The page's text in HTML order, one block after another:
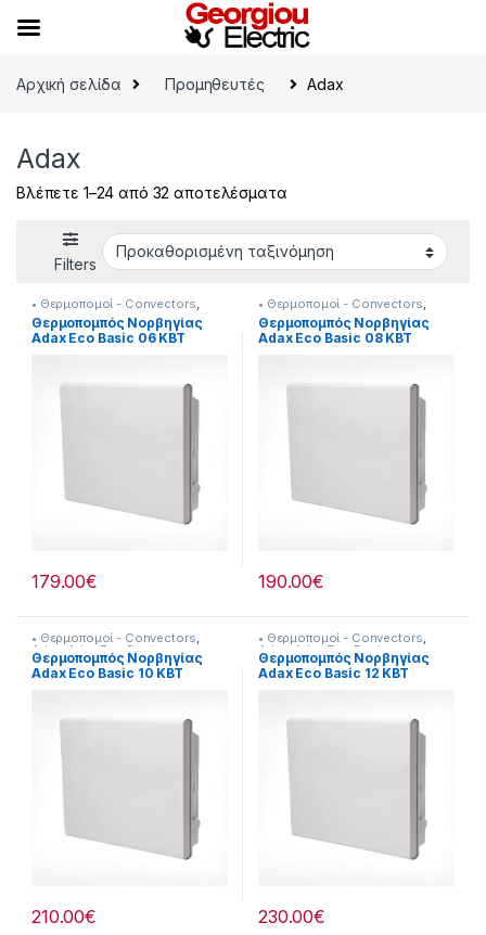
Αρχική σελίδα
Προμηθευτές Adax
Adax
Βλέπετε 1–24 από 32 αποτελέσματα
Filters
• Θερμοπομοί - Convectors
Adax , Adax Eco Basic,
Θερναντικά
Θερμοπομπός Νορβηγίας
Adax Eco Basic 06 KBT
179.00€
• Θερμοπομοί - Convectors
Adax , Adax Eco Basic
Θερμοπομπός Νορβηγίας
Adax Eco Basic 08 KBT
190.00€
• Θερμοπομοί - Convectors,
Adax Adax Eco Basic,
Θερναντικά
Θερμοπομπός Νορβηγίας
Adax Eco Basic 10 KBT
210.00€
• Θερμοπομοί - Convectors,
Adax Adax Eco Basic,
Θερναντικά
Θερμοπομπός Νορβηγίας
Adax Eco Basic 12 KBT
230.00€